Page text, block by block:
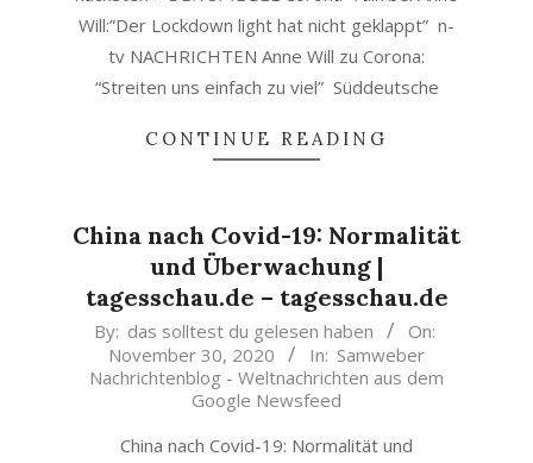
Will:”Der Lockdown light hat nicht geklappt” n-
tv NACHRICHTEN Anne Will zu Corona:
“Streiten uns einfach zu viel” Süddeutsche
CONTINUE READING
China nach Covid-19: Normalität
und Überwachung |
tagesschau.de – tagesschau.de
2020-
30
By: das solltest du gelesen haben
On:
November 30, 2020
In: Samweber
Nachrichtenblog - Weltnachrichten aus dem
Google Newsfeed
China nach Covid-19: Normalität und